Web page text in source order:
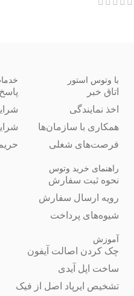
با وتوس استور
اتاق خبر
اخذ نمایندگی
همکاری با سازمان‌ها
فرصت‌های شغلی
راهنمای خرید وتوس
نحوه ثبت سفارش
رویه ارسال سفارش
شیوه‌های پرداخت
آموزش
چک کردن اصالت آیفون
ساخت اپل آیدی
تشخیص ایرپاد اصل از فیک